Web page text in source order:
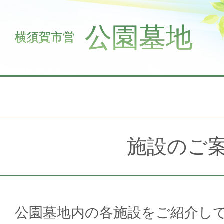
横須賀市営 公園墓地
施設のご
公園墓地内の各施設をご紹介し